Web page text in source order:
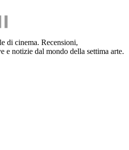
di cinema. Recensioni,
e notizie dal mondo della settima arte.